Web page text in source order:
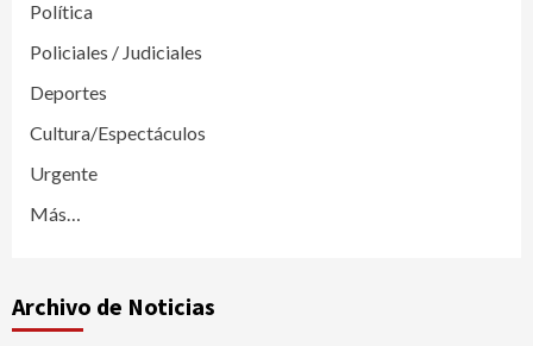
Política
Policiales / Judiciales
Deportes
Cultura/Espectáculos
Urgente
Más…
Archivo de Noticias